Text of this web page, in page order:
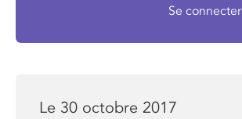
Se connecter
Le 30 octobre 2017